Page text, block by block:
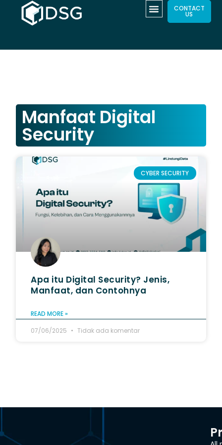
CONTACT
US
Manfaat Digital
Security
CYBER SECURITY
Apa itu Digital Security? Jenis,
Manfaat, dan Contohnya
READ MORE »
07/06/2025
Tidak ada komentar